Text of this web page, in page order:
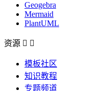
Geogebra
Mermaid
PlantUML
资源  
模板社区
知识教程
专题频道